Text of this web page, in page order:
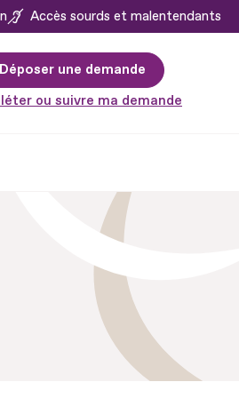
Accès sourds et malentendants
Déposer une demande
ou suivre ma demande